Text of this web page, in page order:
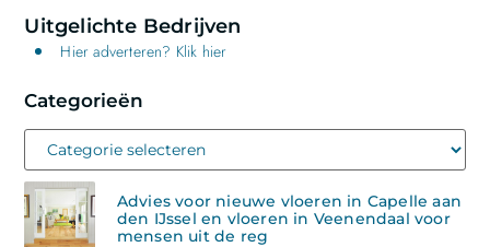
Uitgelichte Bedrijven
Hier adverteren? Klik hier
Categorieën
Advies voor nieuwe vloeren in Capelle aan
den IJssel en vloeren in Veenendaal voor
mensen uit de reg